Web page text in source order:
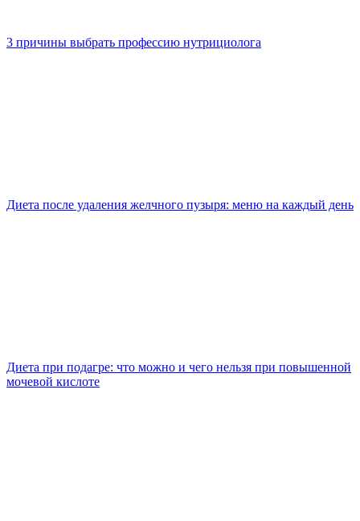
3 причины выбрать профессию нутрициолога
Диета после удаления желчного пузыря: меню на каждый день
Диета при подагре: что можно и чего нельзя при повышенной
мочевой кислоте